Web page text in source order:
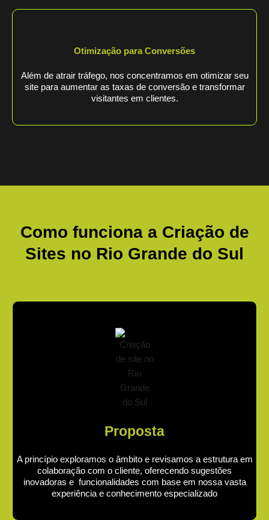
Otimização para Conversões
Além de atrair tráfego, nos concentramos em otimizar seu
site para aumentar as taxas de conversão e transformar
visitantes em clientes.
Como funciona a Criação de
Sites no Rio Grande do Sul
Proposta
A princípio exploramos o âmbito e revisamos a estrutura em
colaboração com o cliente, oferecendo sugestões
inovadoras e funcionalidades com base em nossa vasta
experiência e conhecimento especializado